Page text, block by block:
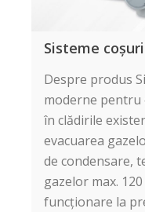
Sisteme
Despre produs
moderne pentru
în clădirile
evacuarea
de condensare,
gazelor max.
funcţionare la